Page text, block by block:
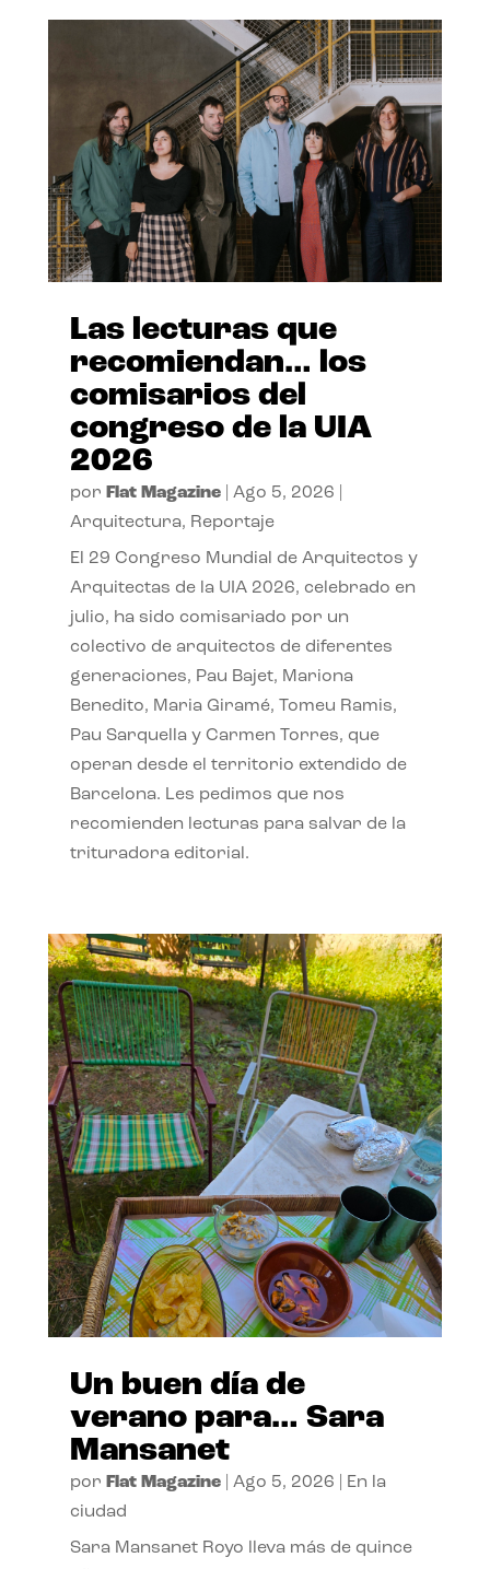
Las lecturas que
recomiendan… los
comisarios del
congreso de la UIA
2026
por Flat Magazine| Ago 5, 2026
Arquitectura, Reportaje
El 29 Congreso Mundial de Arquitectos y
Arquitectas de la UIA 2026, celebrado en
julio, ha sido comisariado por un
colectivo de arquitectos de diferentes
generaciones, Pau Bajet, Mariona
Benedito, Maria Giramé, Tomeu Ramis,
Pau Sarquella y Carmen Torres, que
operan desde el territorio extendido de
Barcelona. Les pedimos que nos
recomienden lecturas para salvar de la
trituradora editorial.
Un buen día de
verano para… Sara
Mansanet
por Flat Magazine| Ago 5, 2026
En la
ciudad
Sara Mansanet Royo lleva más de quince